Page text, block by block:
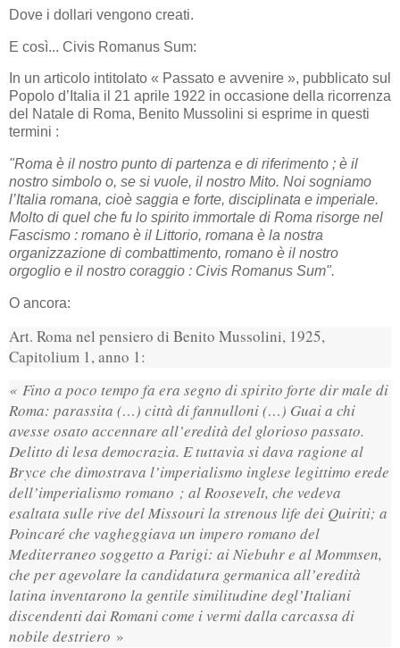
Dove i dollari vengono creati.
E così... Civis Romanus Sum:
In un articolo intitolato « Passato e avvenire », pubblicato sul
Popolo d’Italia il 21 aprile 1922 in occasione della ricorrenza
del Natale di Roma, Benito Mussolini si esprime in questi
termini :
"Roma è il nostro punto di partenza e di riferimento ; è il
nostro simbolo o, se si vuole, il nostro Mito. Noi sogniamo
l’Italia romana, cioè saggia e forte, disciplinata e imperiale.
Molto di quel che fu lo spirito immortale di Roma risorge nel
Fascismo : romano è il Littorio, romana è la nostra
organizzazione di combattimento, romano è il nostro
orgoglio e il nostro coraggio : Civis Romanus Sum".
O ancora:
Art. Roma nel pensiero di Benito Mussolini, 1925,
Capitolium 1, anno 1:
« Fino a poco tempo fa era segno di spirito forte dir male di
Roma: parassita (…) città di fannulloni (…) Guai a chi
avesse osato accennare all’eredità del glorioso passato.
Delitto di lesa democrazia. E tuttavia si dava ragione al
Bryce che dimostrava l’imperialismo inglese legittimo erede
dell’imperialismo romano ; al Roosevelt, che vedeva
esaltata sulle rive del Missouri la strenous life dei Quiriti; a
Poincaré che vagheggiava un impero romano del
Mediterraneo soggetto a Parigi: ai Niebuhr e al Mommsen,
che per agevolare la candidatura germanica all’eredità
latina inventarono la gentile similitudine degl’Italiani
discendenti dai Romani come i vermi dalla carcassa di
nobile destriero »